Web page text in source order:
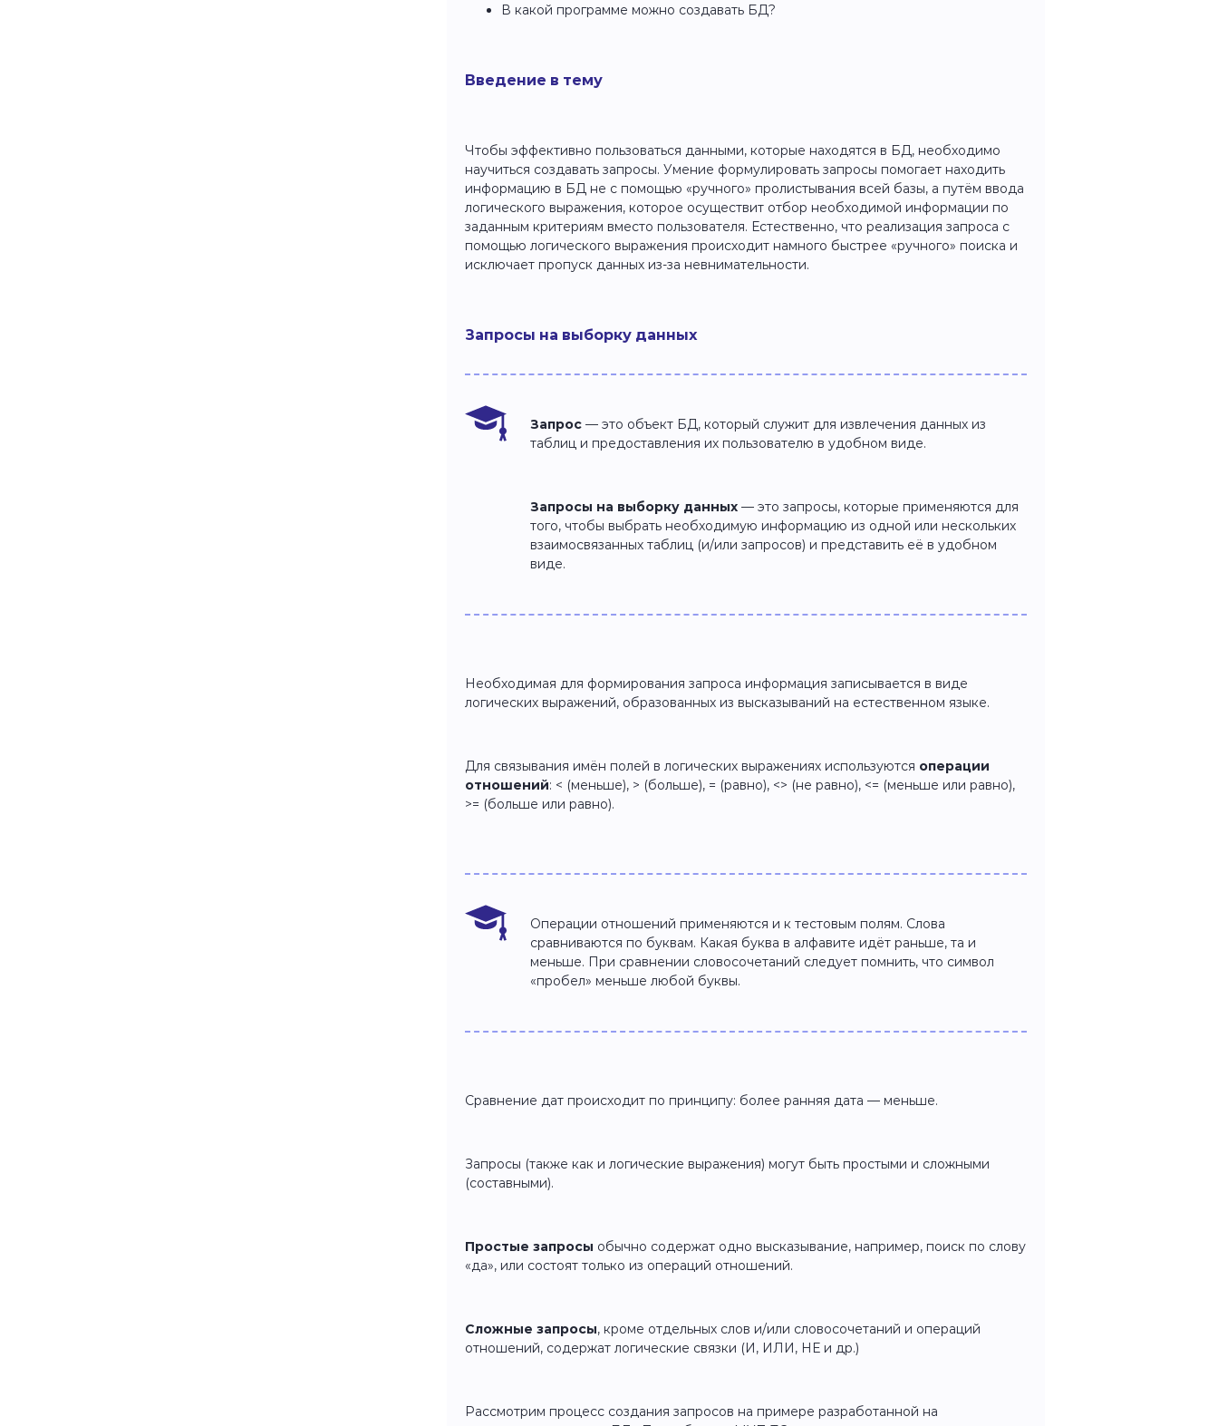
В какой программе можно создавать БД?
Введение в тему
Чтобы эффективно пользоваться данными, которые находятся в БД, необходимо
научиться создавать запросы. Умение формулировать запросы помогает находить
информацию в БД не с помощью «ручного» пролистывания всей базы, а путём ввода
логического выражения, которое осуществит отбор необходимой информации по
заданным критериям вместо пользователя. Естественно, что реализация запроса с
помощью логического выражения происходит намного быстрее «ручного» поиска и
исключает пропуск данных из-за невнимательности.
Запросы на выборку данных
Запрос — это объект БД, который служит для извлечения данных из
таблиц и предоставления их пользователю в удобном виде.
Запросы на выборку данных — это запросы, которые применяются для
того, чтобы выбрать необходимую информацию из одной или нескольких
взаимосвязанных таблиц (и/или запросов) и представить её в удобном
виде.
Необходимая для формирования запроса информация записывается в виде
логических выражений, образованных из высказываний на естественном языке.
Для связывания имён полей в логических выражениях используются операции
отношений: < (меньше), > (больше), = (равно), <> (не равно), <= (меньше или равно),
>= (больше или равно).
Операции отношений применяются и к тестовым полям. Слова
сравниваются по буквам. Какая буква в алфавите идёт раньше, та и
меньше. При сравнении словосочетаний следует помнить, что символ
«пробел» меньше любой буквы.
Сравнение дат происходит по принципу: более ранняя дата — меньше.
Запросы (также как и логические выражения) могут быть простыми и сложными
(составными).
Простые запросы обычно содержат одно высказывание, например, поиск по слову
«да», или состоят только из операций отношений.
Сложные запросы, кроме отдельных слов и/или словосочетаний и операций
отношений, содержат логические связки (И, ИЛИ, НЕ и др.)
Рассмотрим процесс создания запросов на примере разработанной на